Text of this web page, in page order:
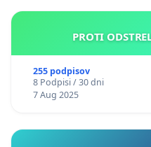
PROTI
255 podpisov
8 Podpisi / 30 dni
7 Aug 2025